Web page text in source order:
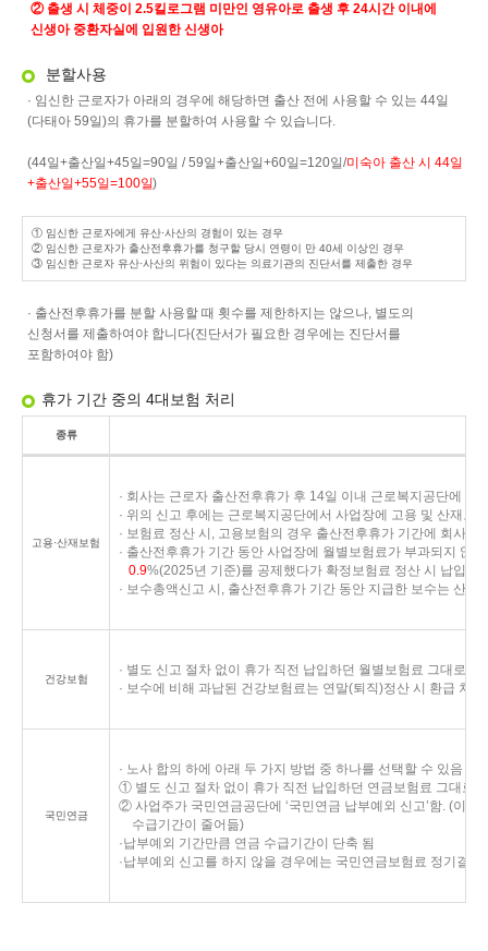
② 출생 시 체중이 2.5킬로그램 미만인 영유아로 출생 후 24시간 이내에
신생아 중환자실에 입원한 신생아
분할사용
· 임신한 근로자가 아래의 경우에 해당하면 출산 전에 사용할 수 있는 44일
(다태아 59일)의 휴가를 분할하여 사용할 수 있습니다.
(44일+출산일+45일=90일 / 59일+출산일+60일=120일/미숙아 출산 시 44일
+출산일+55일=100일)
① 임신한 근로자에게 유산·사산의 경험이 있는 경우
② 임신한 근로자가 출산전후휴가를 청구할 당시 연령이 만 40세 이상인 경우
③ 임신한 근로자 유산·사산의 위험이 있다는 의료기관의 진단서를 제출한 경우
· 출산전후휴가를 분할 사용할 때 횟수를 제한하지는 않으나, 별도의
신청서를 제출하여야 합니다(진단서가 필요한 경우에는 진단서를
포함하여야 함)
휴가 기간 중의 4대보험 처리
종류
고용·산재보험
· 회사는 근로자 출산전후휴가 후 14일 이내 근로복지공단에 ‘근
· 위의 신고 후에는 근로복지공단에서 사업장에 고용 및 산재보
· 보험료 정산 시, 고용보험의 경우 출산전후휴가 기간에 회사
· 출산전후휴가 기간 동안 사업장에 월별보험료가 부과되지 않
0.9%(2025년 기준)를 공제했다가 확정보험료 정산 시 납입해
· 보수총액신고 시, 출산전후휴가 기간 동안 지급한 보수는 산
건강보험
· 별도 신고 절차 없이 휴가 직전 납입하던 월별보험료 그대로 납
· 보수에 비해 과납된 건강보험료는 연말(퇴직)정산 시 환급 처리
국민연금
· 노사 합의 하에 아래 두 가지 방법 중 하나를 선택할 수 있음
① 별도 신고 절차 없이 휴가 직전 납입하던 연금보험료 그대로
② 사업주가 국민연금공단에 ‘국민연금 납부예외 신고’함. (이
수급기간이 줄어듦)
·납부예외 기간만큼 연금 수급기간이 단축 됨
·납부예외 신고를 하지 않을 경우에는 국민연금보험료 정기결